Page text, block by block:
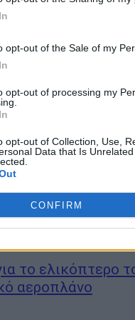
opt-out of the Sale of my
opt-out of processing my
opt-out of Collection, Use,
Data that Is
CONFIRM
των Γλυπτών του
Κυρανάκης, σε
για καλώδιο
για το έργο»
εμπιστοσύνης στο έργο
Κύπρου – Ισραήλ
το ελικόπτερο
αεροπλάνο